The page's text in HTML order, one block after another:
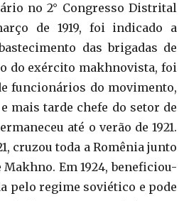
no 2° Congresso Distrital
de 1919, foi indicado a
das brigadas de
do exército makhnovista, foi
funcionários do movimento,
mais tarde chefe do setor de
até o verão de 1921.
cruzou toda a Romênia junto
Em 1924, beneficiou-
pelo regime soviético e pode